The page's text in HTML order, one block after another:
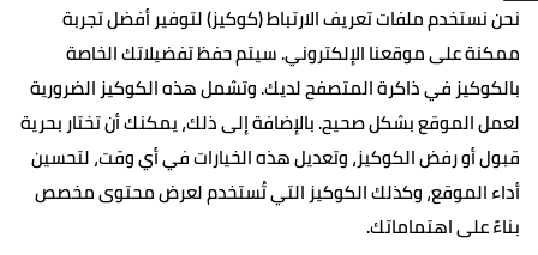
نحن نستخدم ملفات تعريف الارتباط (كوكيز) لتوفير أفضل تجربة
ممكنة على موقعنا الإلكتروني. سيتم حفظ تفضيلاتك الخاصة
بالكوكيز في ذاكرة المتصفح لديك. وتشمل هذه الكوكيز الضرورية
لعمل الموقع بشكل صحيح. بالإضافة إلى ذلك، يمكنك أن تختار بحرية
قبول أو رفض الكوكيز، وتعديل هذه الخيارات في أي وقت، لتحسين
أداء الموقع، وكذلك الكوكيز التي تُستخدم لعرض محتوى مخصص
بناءً على اهتماماتك.